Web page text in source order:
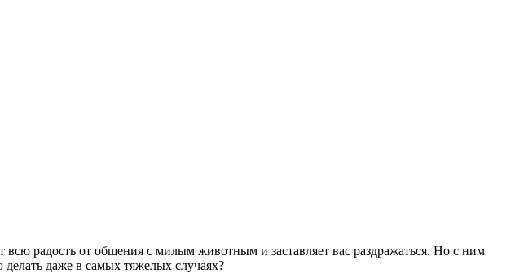
радость от общения с милым животным и заставляет вас раздражаться. Но с ним
даже в самых тяжелых случаях?